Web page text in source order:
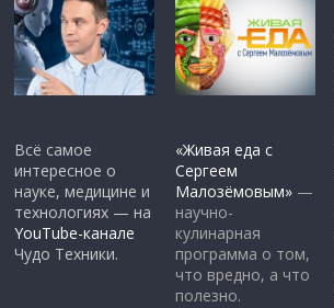
Всё самое
интересное о
науке, медицине и
технологиях — на
YouTube-канале
Чудо Техники.
«Живая еда с
Сергеем
Малозёмовым» —
научно-
кулинарная
программа о том,
что вредно, а что
полезно.